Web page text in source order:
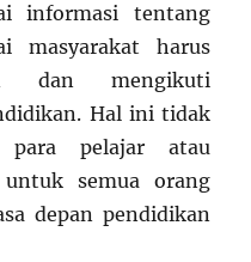
informasi tentang
masyarakat harus
dan mengikuti
Hal ini tidak
pelajar atau
semua orang
depan pendidikan